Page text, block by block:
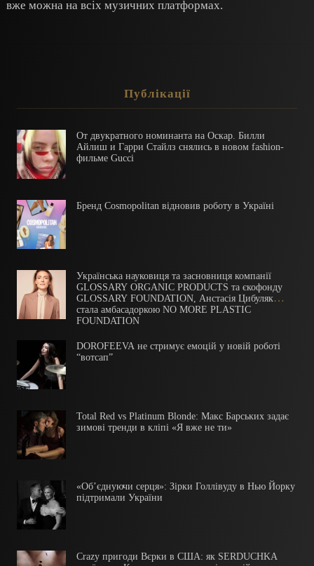
вже можна на всіх музичних платформах.
Публікації
От двукратного номинанта на Оскар. Билли
Айлиш и Гарри Стайлз снялись в новом fashion-
фильме Gucci
Бренд Cosmopolitan відновив роботу в Україні
Українська науковиця та засновниця компанії
GLOSSARY ORGANIC PRODUCTS та єкофонду
GLOSSARY FOUNDATION, Анстасія Цибуляк
стала амбасадоркою NO MORE PLASTIC
FOUNDATION
DOROFEEVA не стримує емоцій у новій роботі
“вотсап”
Total Red vs Platinum Blonde: Макс Барських задає
зимові тренди в кліпі «Я вже не ти»
«Об’єднуючи серця»:​ Зірки Голлівуду ​в Нью Йорку
підтримали України
Crazy пригоди Вєрки в США: як SERDUCHKA